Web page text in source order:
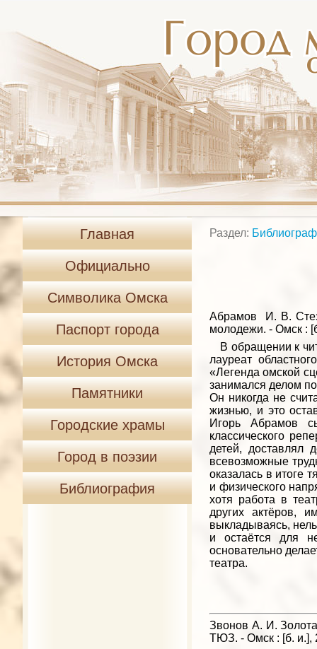
Главная
Официально
Символика Омска
Паспорт города
История Омска
Памятники
Городские храмы
Город в поэзии
Библиография
Раздел:
Абрамов И. В.
молодежи. - Омск :
В обращении к
лауреат
«Легенда омской
занимался делом
Он никогда не
жизнью, и это
Игорь Абрамов
классического
детей, доставлял
всевозможные
оказалась в итоге
и физического
хотя работа в
других актёров,
выкладываясь,
и остаётся для
основательно
театра.
Звонов А. И.
ТЮЗ. - Омск : [б. и.],